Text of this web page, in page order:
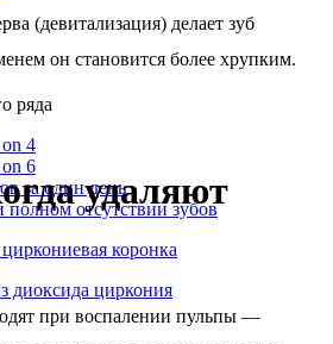
ряда
4
6
за один день
отсутствии зубов
коронка
диоксида циркония
(девитализация) делает зуб
он становится более хрупким.
удаляют
при воспалении пульпы —